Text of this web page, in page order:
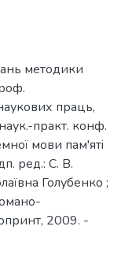
методики
праць,
практ. конф.
мови пам'ятi
ред.: С. В.
Голубенко ;
2009. -